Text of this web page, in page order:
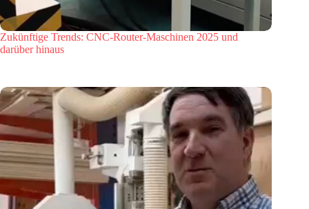
Zukünftige Trends: CNC-Router-Maschinen 2025 und
darüber hinaus